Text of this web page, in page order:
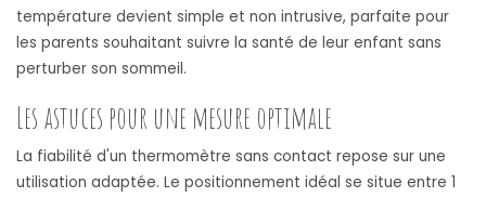
température devient simple et non intrusive, parfaite pour
les parents souhaitant suivre la santé de leur enfant sans
perturber son sommeil.
Les astuces pour une mesure optimale
La fiabilité d'un thermomètre sans contact repose sur une
utilisation adaptée. Le positionnement idéal se situe entre 1